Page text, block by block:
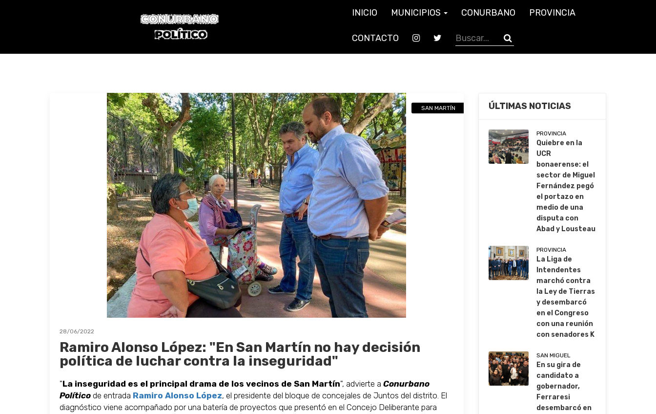
INICIO MUNICIPIOS CONURBANO PROVINCIA
CONTACTO
SAN MARTÍN
28/06/2022
Ramiro Alonso López: "En San Martín no hay decisión
política de luchar contra la inseguridad"
"La inseguridad es el principal drama de los vecinos de San Martín", advierte a Conurbano
Político de entrada Ramiro Alonso López, el presidente del bloque de concejales de Juntos del distrito. El
diagnóstico viene acompañado por una batería de proyectos que presentó en el Concejo Deliberante para
ÚLTIMAS NOTICIAS
PROVINCIA
Quiebre en la
UCR
bonaerense: el
sector de Miguel
Fernández pegó
el portazo en
medio de una
disputa con
Abad y Lousteau
PROVINCIA
La Liga de
Intendentes
marchó contra
la Ley de Tierras
y desembarcó
en el Congreso
con una reunión
con senadores K
SAN MIGUEL
En su gira de
candidato a
gobernador,
Ferraresi
desembarcó en